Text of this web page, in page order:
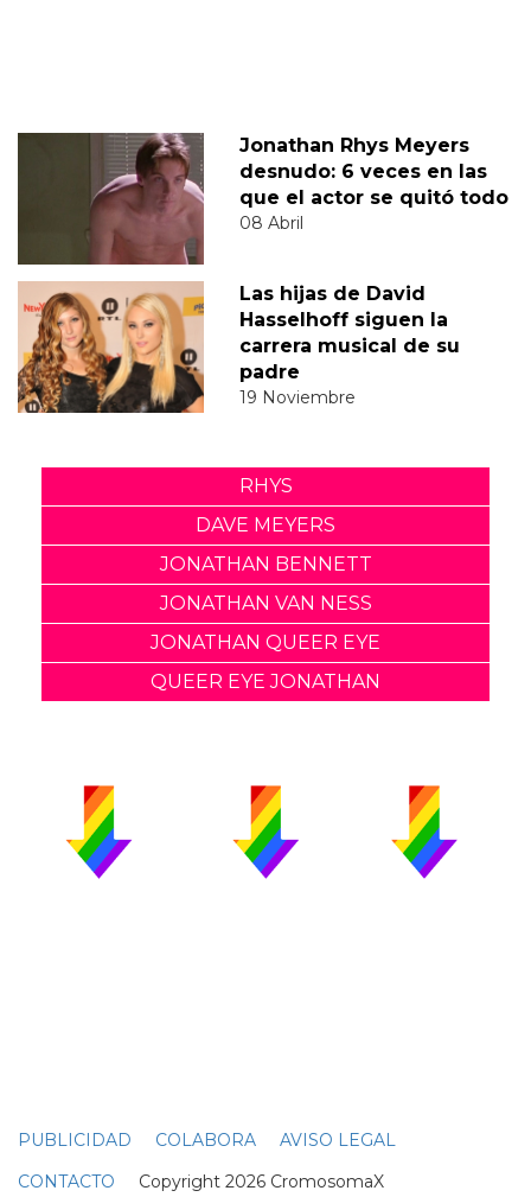
Jonathan Rhys Meyers
desnudo: 6 veces en las
que el actor se quitó todo
08 Abril
Las hijas de David
Hasselhoff siguen la
carrera musical de su
padre
19 Noviembre
RHYS
DAVE MEYERS
JONATHAN BENNETT
JONATHAN VAN NESS
JONATHAN QUEER EYE
QUEER EYE JONATHAN
PUBLICIDAD COLABORA
AVISO LEGAL
CONTACTO Copyright 2026 CromosomaX